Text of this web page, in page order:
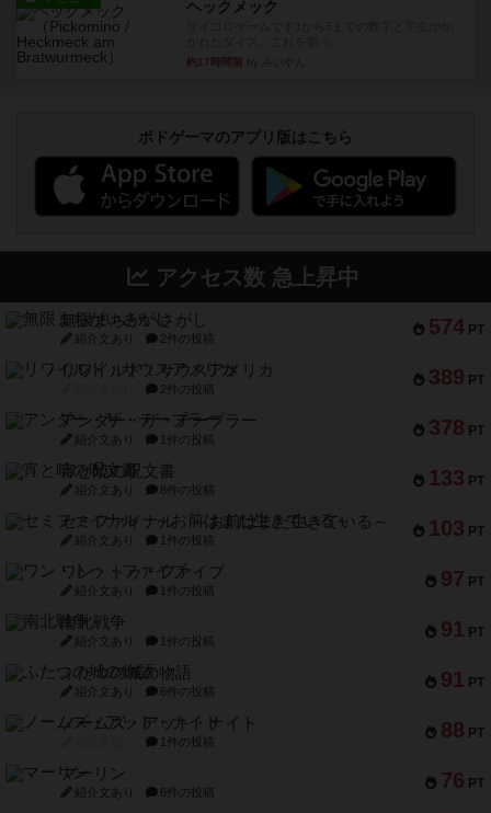
ヘックメック
約17時間前
ボドゲーマのアプリ版はこちら
アクセス数 急上昇中
574 PT
無限まちがいさがし
紹介文あり 2件の投稿
389 PT
リワイルド：サウスアメリカ
2件の投稿
378 PT
アンダー・ザ・テーブラー
紹介文あり 1件の投稿
133 PT
宵と暁の呪文書
紹介文あり 8件の投稿
103 PT
セミファイナル ～お前はまだ生きている～
紹介文あり 1件の投稿
97 PT
ワン・トゥ・ファイブ
紹介文あり 1件の投稿
91 PT
南北戦争
紹介文あり 1件の投稿
91 PT
ふたつの城の物語
紹介文あり 6件の投稿
88 PT
ノームズ・アット・ナイト
1件の投稿
76 PT
マーリン
紹介文あり 6件の投稿